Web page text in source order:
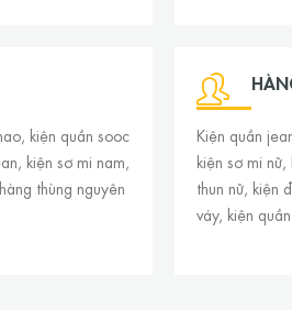
kiện quần sooc
kiện sơ mi nam,
thùng nguyên
Kiện quần
kiện sơ mi
thun nữ, kiện
váy, kiện